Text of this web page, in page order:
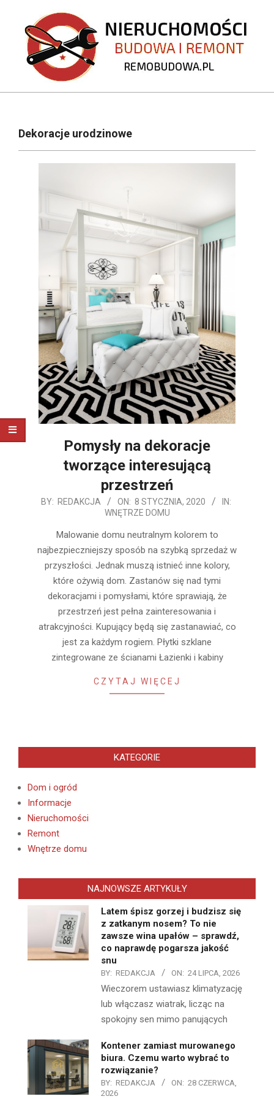
content
REMOBUDOWA.PL
NavigationDekoracje urodzinowe
Pomysły na dekoracje
tworzące interesującą
przestrzeń
2020-
BY: REDAKCJA ON: 8 STYCZNIA, 2020
IN:
WNĘTRZE DOMU
Malowanie domu neutralnym kolorem to
najbezpieczniejszy sposób na szybką sprzedaż w
przyszłości. Jednak muszą istnieć inne kolory,
które ożywią dom. Zastanów się nad tymi
dekoracjami i pomysłami, które sprawiają, że
przestrzeń jest pełna zainteresowania i
atrakcyjności. Kupujący będą się zastanawiać, co
jest za każdym rogiem. Płytki szklane
zintegrowane ze ścianami Łazienki i kabiny
CZYTAJ WIĘCEJ
KATEGORIE
Dom i ogród
Informacje
Nieruchomości
Remont
Wnętrze domu
NAJNOWSZE ARTYKUŁY
Latem śpisz gorzej i budzisz się
z zatkanym nosem? To nie
zawsze wina upałów – sprawdź,
co naprawdę pogarsza jakość
snu
BY: REDAKCJA ON: 24 LIPCA, 2026
Wieczorem ustawiasz klimatyzację
lub włączasz wiatrak, licząc na
spokojny sen mimo panujących
Kontener zamiast murowanego
biura. Czemu warto wybrać to
rozwiązanie?
BY: REDAKCJA ON: 28 CZERWCA,
2026